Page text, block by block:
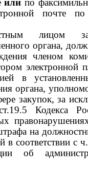
илипо
почте
лицом
органа,
членом
электронной
в
органа,
закупок, за
Кодекса
на
в соответствии с
об